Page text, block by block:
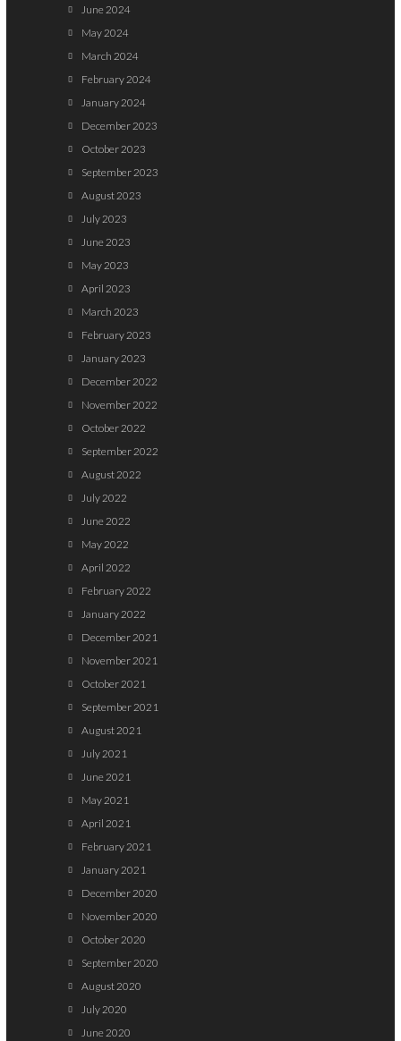
June 2024
May 2024
March 2024
February 2024
January 2024
December 2023
October 2023
September 2023
August 2023
July 2023
June 2023
May 2023
April 2023
March 2023
February 2023
January 2023
December 2022
November 2022
October 2022
September 2022
August 2022
July 2022
June 2022
May 2022
April 2022
February 2022
January 2022
December 2021
November 2021
October 2021
September 2021
August 2021
July 2021
June 2021
May 2021
April 2021
February 2021
January 2021
December 2020
November 2020
October 2020
September 2020
August 2020
July 2020
June 2020